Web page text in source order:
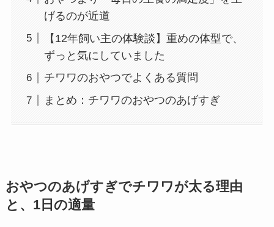
げるのが近道
【12年飼い主の体験談】重めの体型で、
ずっと気にしていました
チワワのおやつでよくある質問
まとめ：チワワのおやつのあげすぎ
おやつのあげすぎでチワワが太る理由
と、1日の適量